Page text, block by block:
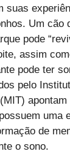
suas
Um cão
pode
assim
pode ter
pelo
apontam
uma
de
o sono.